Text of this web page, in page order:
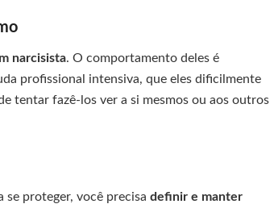
narcisista. O comportamento deles é
profissional intensiva, que eles dificilmente
tentar fazê-los ver a si mesmos ou aos outros
se proteger, você precisa definir e manter